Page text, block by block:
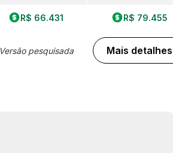
R$ 66.431
Versão pesquisada
R$ 79.455
Mais detalhes